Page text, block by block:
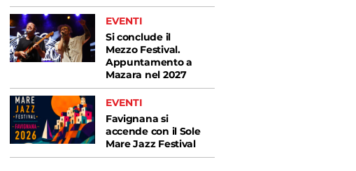
EVENTI
Si conclude il
Mezzo Festival.
Appuntamento a
Mazara nel 2027
EVENTI
Favignana si
accende con il Sole
Mare Jazz Festival